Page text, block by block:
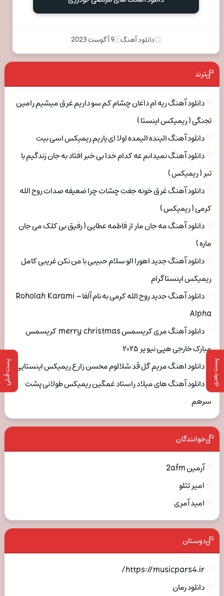
پست بعدی پست قبلی
دانلود آهنگ 9 آگوست 2023
ترند
دانلود آهنگ ریه ام داغان چشام کم سو داریم غرق میشیم رامین
تجنگی ( ریمیکس اینستا )
دانلود آهنگ الینده الیمده اولا ای یاریم ریمیکس اسی بیت
دانلود آهنگ نمیدانم عه کدام خدا بی خبر افتاد به جان زندگیم با
تبر ( ریمیکس )
دانلود آهنگ غرق خونه جفت چشات چرا ضعیفه صدات روح الله
کرمی ( ریمیکس )
دانلود آهنگ مه جان مار از فاطمه عطایی ( رفیق بی کلک می جان
ماره )
دانلود آهنگ جدید اهورا الو سلام حبیبی با من نکن غریبی کامل
ریمیکس اینستاگرام
دانلود آهنگ جدید روح الله کرمی به نام آلفا Roholah Karami –
Alpha
دانلود آهنگ مری کریسمس merry christmas کریسمس
مبارک خارجی هپی نیو یر ۲۰۲۵
دانلود اهنگ مریم گل قد شلالوم محسن زارع ریمیکس اینستایی
دانلود آهنگ های میلاد راستاد غمگین ریمیکس طولانی پشت
سرهم
خوانندگان
آرمین 2afm
امیر تتلو
امید آمری
دوستان
https://musicpars4.ir/
دانلود رمان